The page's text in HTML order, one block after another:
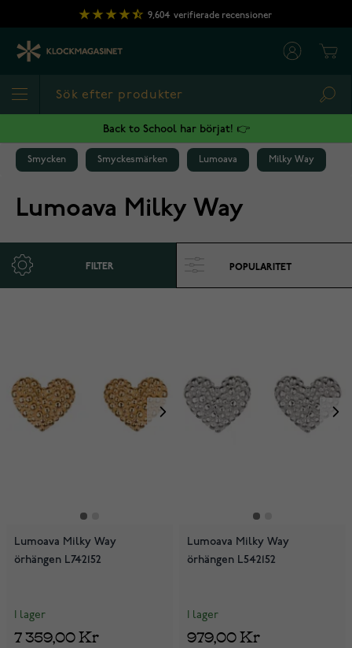
Hoppa till innehållet
9,604 verifierade recensioner
Back to School har börjat! 👉
Smycken Smyckesmärken Lumoava Milky Way
Lumoava Milky Way
FILTER
Lumoava Milky Way
örhängen L742152
I lager
7 359,00 Kr
Lumoava Milky Way
örhängen L542152
I lager
979,00 Kr